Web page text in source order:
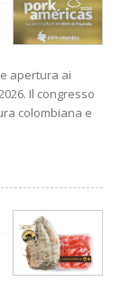
apertura ai
Il congresso
colombiana e